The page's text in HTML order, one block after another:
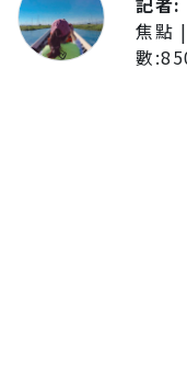
焦點 |
數: